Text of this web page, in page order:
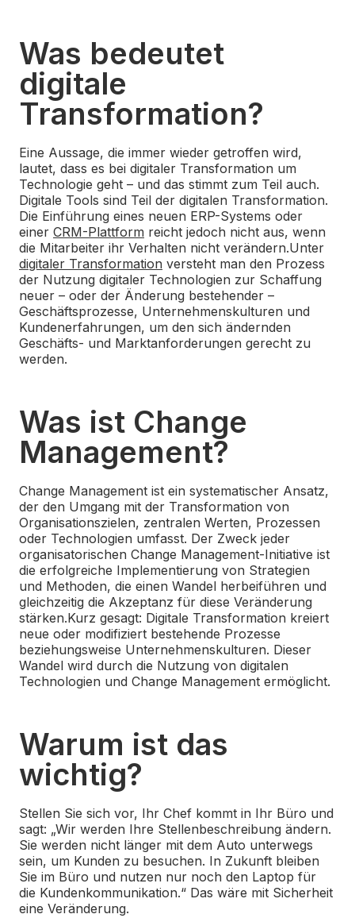
Was bedeutet
digitale
Transformation?
Eine Aussage, die immer wieder getroffen wird,
lautet, dass es bei digitaler Transformation um
Technologie geht – und das stimmt zum Teil auch.
Digitale Tools sind Teil der digitalen Transformation.
Die Einführung eines neuen ERP-Systems oder
einer CRM-Plattform reicht jedoch nicht aus, wenn
die Mitarbeiter ihr Verhalten nicht verändern.Unter
digitaler Transformation versteht man den Prozess
der Nutzung digitaler Technologien zur Schaffung
neuer – oder der Änderung bestehender –
Geschäftsprozesse, Unternehmenskulturen und
Kundenerfahrungen, um den sich ändernden
Geschäfts- und Marktanforderungen gerecht zu
werden.
Was ist Change
Management?
Change Management ist ein systematischer Ansatz,
der den Umgang mit der Transformation von
Organisationszielen, zentralen Werten, Prozessen
oder Technologien umfasst. Der Zweck jeder
organisatorischen Change Management-Initiative ist
die erfolgreiche Implementierung von Strategien
und Methoden, die einen Wandel herbeiführen und
gleichzeitig die Akzeptanz für diese Veränderung
stärken.Kurz gesagt: Digitale Transformation kreiert
neue oder modifiziert bestehende Prozesse
beziehungsweise Unternehmenskulturen. Dieser
Wandel wird durch die Nutzung von digitalen
Technologien und Change Management ermöglicht.
Warum ist das
wichtig?
Stellen Sie sich vor, Ihr Chef kommt in Ihr Büro und
sagt: „Wir werden Ihre Stellenbeschreibung ändern.
Sie werden nicht länger mit dem Auto unterwegs
sein, um Kunden zu besuchen. In Zukunft bleiben
Sie im Büro und nutzen nur noch den Laptop für
die Kundenkommunikation.“ Das wäre mit Sicherheit
eine Veränderung.